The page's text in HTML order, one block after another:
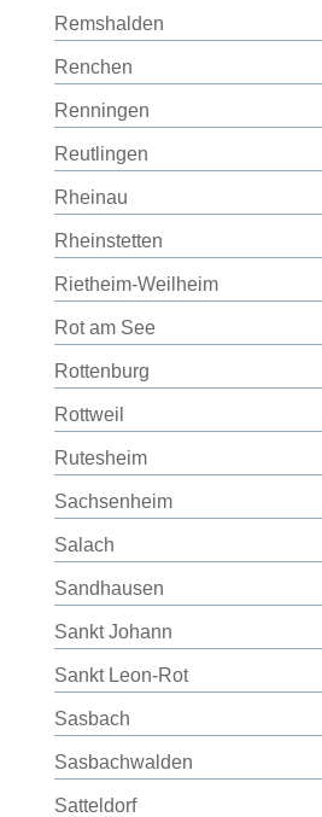
Remshalden
Renchen
Renningen
Reutlingen
Rheinau
Rheinstetten
Rietheim-Weilheim
Rot am See
Rottenburg
Rottweil
Rutesheim
Sachsenheim
Salach
Sandhausen
Sankt Johann
Sankt Leon-Rot
Sasbach
Sasbachwalden
Satteldorf